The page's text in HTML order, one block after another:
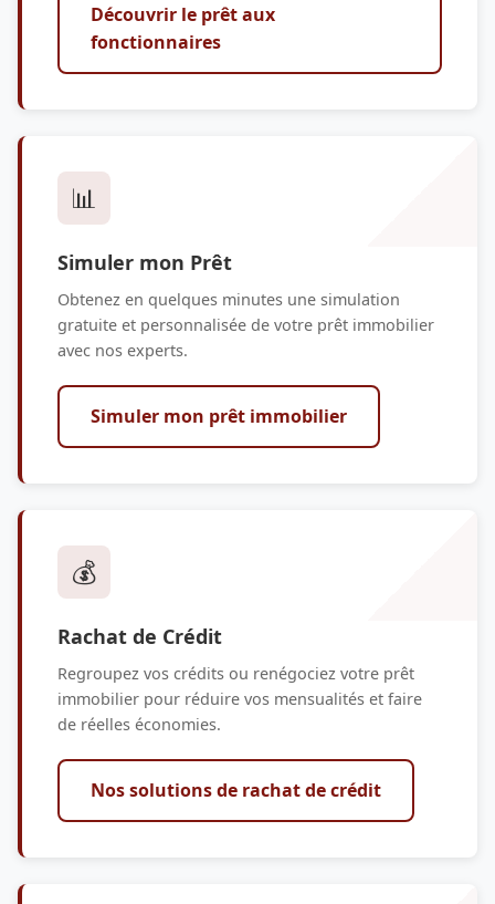
Découvrir le prêt aux
fonctionnaires
📊
Simuler mon Prêt
Obtenez en quelques minutes une simulation
gratuite et personnalisée de votre prêt immobilier
avec nos experts.
Simuler mon prêt immobilier
💰
Rachat de Crédit
Regroupez vos crédits ou renégociez votre prêt
immobilier pour réduire vos mensualités et faire
de réelles économies.
Nos solutions de rachat de crédit